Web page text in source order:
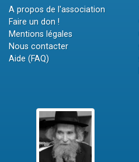
A propos de l'association
Faire un don !
Mentions légales
Nous contacter
Aide (FAQ)